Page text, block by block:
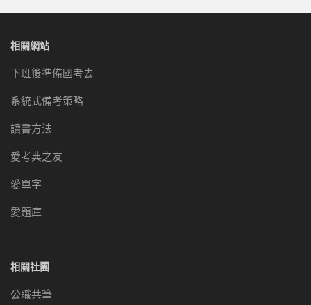
相關網站
下班後準備國考去
系統式備考策略
讀書方法
愛考典之友
愛單字
愛題庫
相關社團
公職共筆